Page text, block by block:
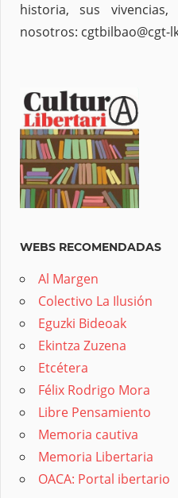
historia, sus
nosotros: cgtbilbao@cgt-
WEBS RECOMENDADAS
Al Margen
Colectivo La Ilusión
Eguzki Bideoak
Ekintza Zuzena
Etcétera
Félix Rodrigo Mora
Libre Pensamiento
Memoria cautiva
Memoria Libertaria
OACA: Portal ibertario